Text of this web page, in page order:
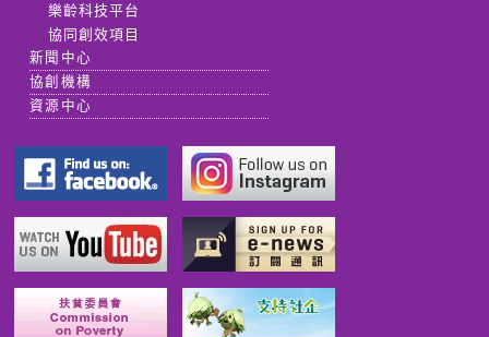
樂齡科技平台
協同創效項目
新聞中心
協創機構
資源中心